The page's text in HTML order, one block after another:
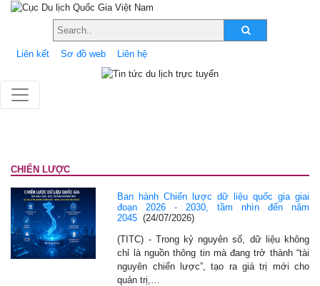
Liên kết Sơ đồ web Liên hệ
CHIẾN LƯỢC
Ban hành Chiến lược dữ liệu quốc gia giai
đoạn 2026 - 2030, tầm nhìn đến năm
2045 (24/07/2026)
(TITC) - Trong kỷ nguyên số, dữ liệu không
chỉ là nguồn thông tin mà đang trở thành “tài
nguyên chiến lược”, tạo ra giá trị mới cho
quản trị,…